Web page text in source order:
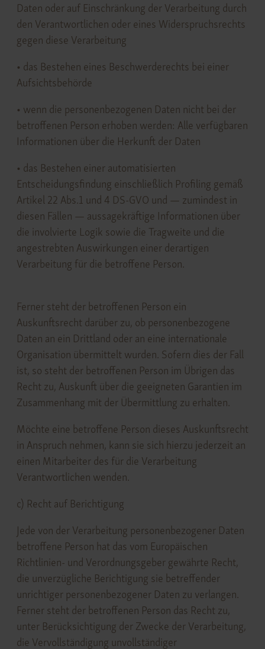
Daten oder auf Einschränkung der Verarbeitung durch
den Verantwortlichen oder eines Widerspruchsrechts
gegen diese Verarbeitung
• das Bestehen eines Beschwerderechts bei einer
Aufsichtsbehörde
• wenn die personenbezogenen Daten nicht bei der
betroffenen Person erhoben werden: Alle verfügbaren
Informationen über die Herkunft der Daten
• das Bestehen einer automatisierten
Entscheidungsfindung einschließlich Profiling gemäß
Artikel 22 Abs.1 und 4 DS-GVO und — zumindest in
diesen Fällen — aussagekräftige Informationen über
die involvierte Logik sowie die Tragweite und die
angestrebten Auswirkungen einer derartigen
Verarbeitung für die betroffene Person.
Ferner steht der betroffenen Person ein
Auskunftsrecht darüber zu, ob personenbezogene
Daten an ein Drittland oder an eine internationale
Organisation übermittelt wurden. Sofern dies der Fall
ist, so steht der betroffenen Person im Übrigen das
Recht zu, Auskunft über die geeigneten Garantien im
Zusammenhang mit der Übermittlung zu erhalten.
Möchte eine betroffene Person dieses Auskunftsrecht
in Anspruch nehmen, kann sie sich hierzu jederzeit an
einen Mitarbeiter des für die Verarbeitung
Verantwortlichen wenden.
c) Recht auf Berichtigung
Jede von der Verarbeitung personenbezogener Daten
betroffene Person hat das vom Europäischen
Richtlinien- und Verordnungsgeber gewährte Recht,
die unverzügliche Berichtigung sie betreffender
unrichtiger personenbezogener Daten zu verlangen.
Ferner steht der betroffenen Person das Recht zu,
unter Berücksichtigung der Zwecke der Verarbeitung,
die Vervollständigung unvollständiger